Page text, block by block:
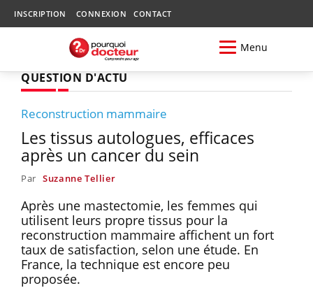
INSCRIPTION CONNEXION CONTACT
Menu
QUESTION D'ACTU
Reconstruction mammaire
Les tissus autologues, efficaces
après un cancer du sein
Par Suzanne Tellier
Après une mastectomie, les femmes qui
utilisent leurs propre tissus pour la
reconstruction mammaire affichent un fort
taux de satisfaction, selon une étude. En
France, la technique est encore peu
proposée.